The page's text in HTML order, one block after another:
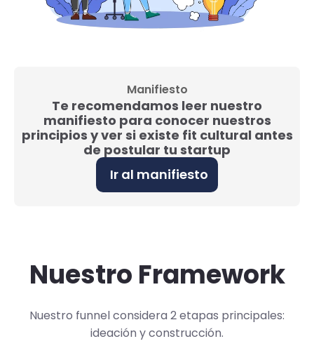
Manifiesto
Te recomendamos leer nuestro
manifiesto para conocer nuestros
principios y ver si existe fit cultural antes
de postular tu startup
Ir al manifiesto
Nuestro Framework
Nuestro funnel considera 2 etapas principales:
ideación y construcción.